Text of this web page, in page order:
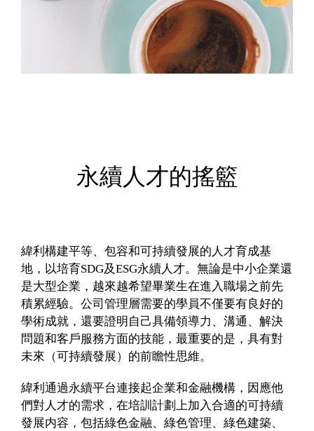
永續人才的搖籃
緯利構建平等、包容和可持續發展的人才育成基
地，以培育SDG及ESG永續人才。無論是中小企業還
是大型企業，越來越希望畢業生在進入職場之前先
積累經驗。公司管理層需要的學員不僅要有良好的
學術成就，還要證明自己具備領導力、溝通、解決
問題和客戶服務方面的技能，最重要的是，具有對
未來（可持續發展）的前瞻性思維。
緯利通過永續平台連接起企業和金融機構，因應他
們對人才的需求，在培訓計劃上加入合適的可持續
發展内容，包括綠色金融、綠色管理、綠色建築、